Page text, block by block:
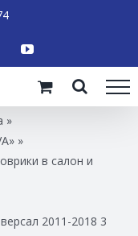
»
»
в салон и
2011-2018 3